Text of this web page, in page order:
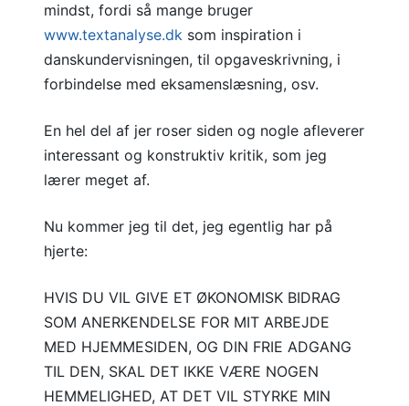
mindst, fordi så mange bruger
www.textanalyse.dk som inspiration i
danskundervisningen, til opgaveskrivning, i
forbindelse med eksamenslæsning, osv.
En hel del af jer roser siden og nogle afleverer
interessant og konstruktiv kritik, som jeg
lærer meget af.
Nu kommer jeg til det, jeg egentlig har på
hjerte:
HVIS DU VIL GIVE ET ØKONOMISK BIDRAG
SOM ANERKENDELSE FOR MIT ARBEJDE
MED HJEMMESIDEN, OG DIN FRIE ADGANG
TIL DEN, SKAL DET IKKE VÆRE NOGEN
HEMMELIGHED, AT DET VIL STYRKE MIN